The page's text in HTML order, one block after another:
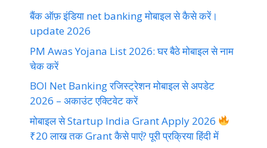
बैंक ऑफ़ इंडिया net banking मोबाइल से कैसे करें।
update 2026
PM Awas Yojana List 2026: घर बैठे मोबाइल से नाम
चेक करें
BOI Net Banking रजिस्ट्रेशन मोबाइल से अपडेट
2026 – अकाउंट एक्टिवेट करें
मोबाइल से Startup India Grant Apply 2026
₹20 लाख तक Grant कैसे पाएं? पूरी प्रक्रिया हिंदी में